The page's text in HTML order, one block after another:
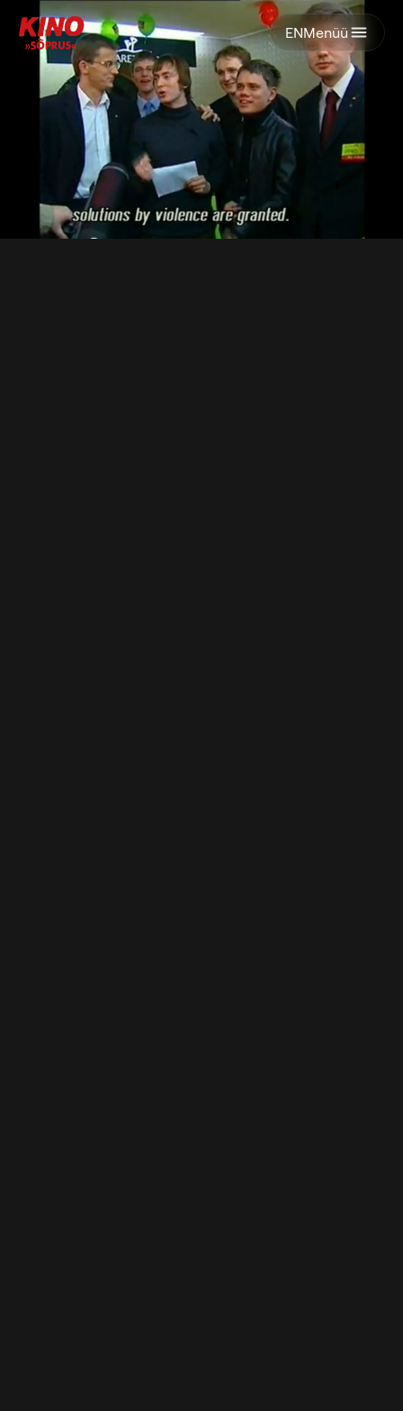
ENMenüü